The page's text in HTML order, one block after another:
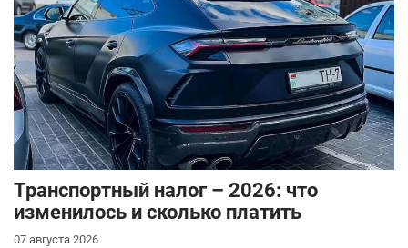
Транспортный налог – 2026: что
изменилось и сколько платить
07 августа 2026